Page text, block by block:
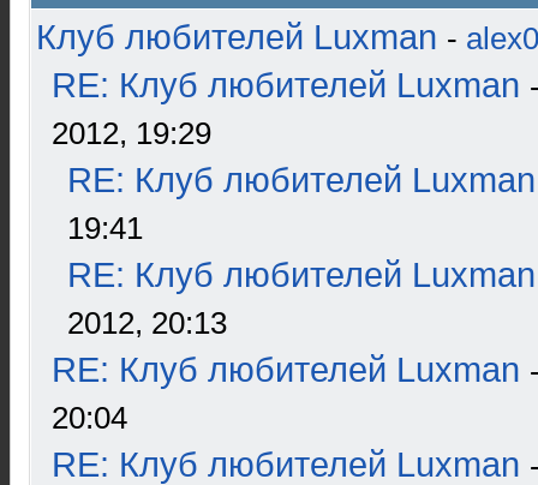
Клуб любителей Luxman -
RE: Клуб любителей Luxman
2012, 19:29
RE: Клуб любителей Luxman
19:41
RE: Клуб любителей Luxman
2012, 20:13
RE: Клуб любителей Luxman
20:04
RE: Клуб любителей Luxman